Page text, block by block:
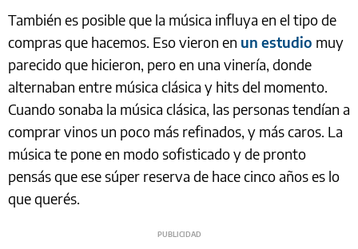
También es posible que la música influya en el tipo de
compras que hacemos. Eso vieron en un estudio muy
parecido que hicieron, pero en una vinería, donde
alternaban entre música clásica y hits del momento.
Cuando sonaba la música clásica, las personas tendían a
comprar vinos un poco más refinados, y más caros. La
música te pone en modo sofisticado y de pronto
pensás que ese súper reserva de hace cinco años es lo
que querés.